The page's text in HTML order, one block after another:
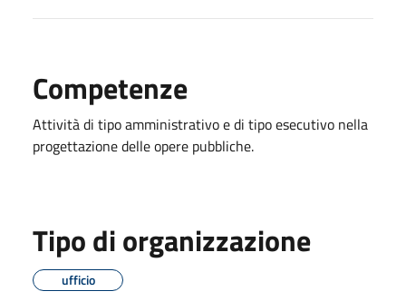
Competenze
Attività di tipo amministrativo e di tipo esecutivo nella
progettazione delle opere pubbliche.
Tipo di organizzazione
ufficio